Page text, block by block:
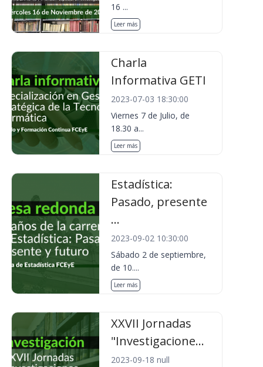
16 ...
Leer más
Charla
Informativa GETI
2023-07-03 18:30:00
Viernes 7 de Julio, de
18.30 a...
Leer más
Estadística:
Pasado, presente
...
2023-09-02 10:30:00
Sábado 2 de septiembre,
de 10....
Leer más
XXVII Jornadas
"Investigacione...
2023-09-18 null